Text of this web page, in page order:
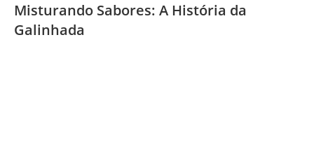
Misturando Sabores: A História da
Galinhada